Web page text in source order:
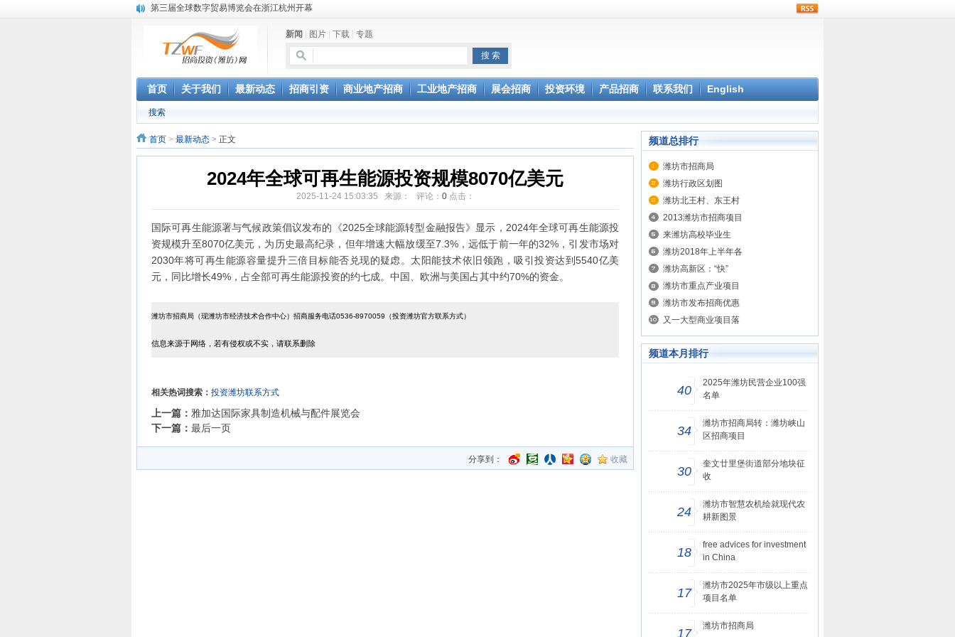
第三届全球数字贸易博览会在浙江杭州开幕
潍坊招商局讯：2024中日韩产业合作发展论坛开幕
昌乐大项目“拔节生长”赋能高质量发展
格润麦尔高端淀粉预混料智能制造项目顺利通过验收
潍坊招商局转：潍坊的冬日“秋景”
潍坊招商局转：潍坊历史名人--燕肃
香港上市公司投资信息
欢聚潍坊·2024青岛啤酒 畅享节今晚启幕
新闻 图片 下载 专题
首页 关于我们 最新动态 招商引资 商业地产招商 工业地产招商 展会招商 投资环境 产品招商 联系我们 English
搜索
首页 > 最新动态 > 正文
2024年全球可再生能源投资规模8070亿美元
2025-11-24 15:03:35 来源： 评论： 0点击：
国际可再生能源署与气候政策倡议发布的《2025全球能源转型金融报告》显示，2024年全球可再生能源投
资规模升至8070亿美元，为历史最高纪录，但年增速大幅放缓至7.3%，远低于前一年的32%，引发市场对
2030年将可再生能源容量提升三倍目标能否兑现的疑虑。太阳能技术依旧领跑，吸引投资达到5540亿美
元，同比增长49%，占全部可再生能源投资的约七成。中国、欧洲与美国占其中约70%的资金。
潍坊市招商局（现潍坊市经济技术合作中心）招商服务电话0536-8970059（投资潍坊官方联系方式）
信息来源于网络，若有侵权或不实，请联系删除
相关热词搜索： 投资潍坊联系方式
上一篇： 雅加达国际家具制造机械与配件展览会
下一篇： 最后一页
分享到： 收藏
频道总排行
潍坊市招商局
潍坊行政区划图
潍坊北王村、东王村
2013潍坊市招商项目
来潍坊高校毕业生
潍坊2018年上半年各
潍坊高新区：“快”
潍坊市重点产业项目
潍坊市发布招商优惠
又一大型商业项目落
频道本月排行
40
2025年潍坊民营企业100强
名单
34
潍坊市招商局转：潍坊峡山
区招商项目
30
奎文廿里堡街道部分地块征
收
24
潍坊市智慧农机绘就现代农
耕新图景
18
free advices for investment
in China
17
潍坊市2025年市级以上重点
项目名单
17
潍坊市招商局